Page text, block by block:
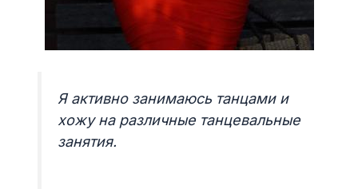
Я активно занимаюсь танцами и
хожу на различные танцевальные
занятия.